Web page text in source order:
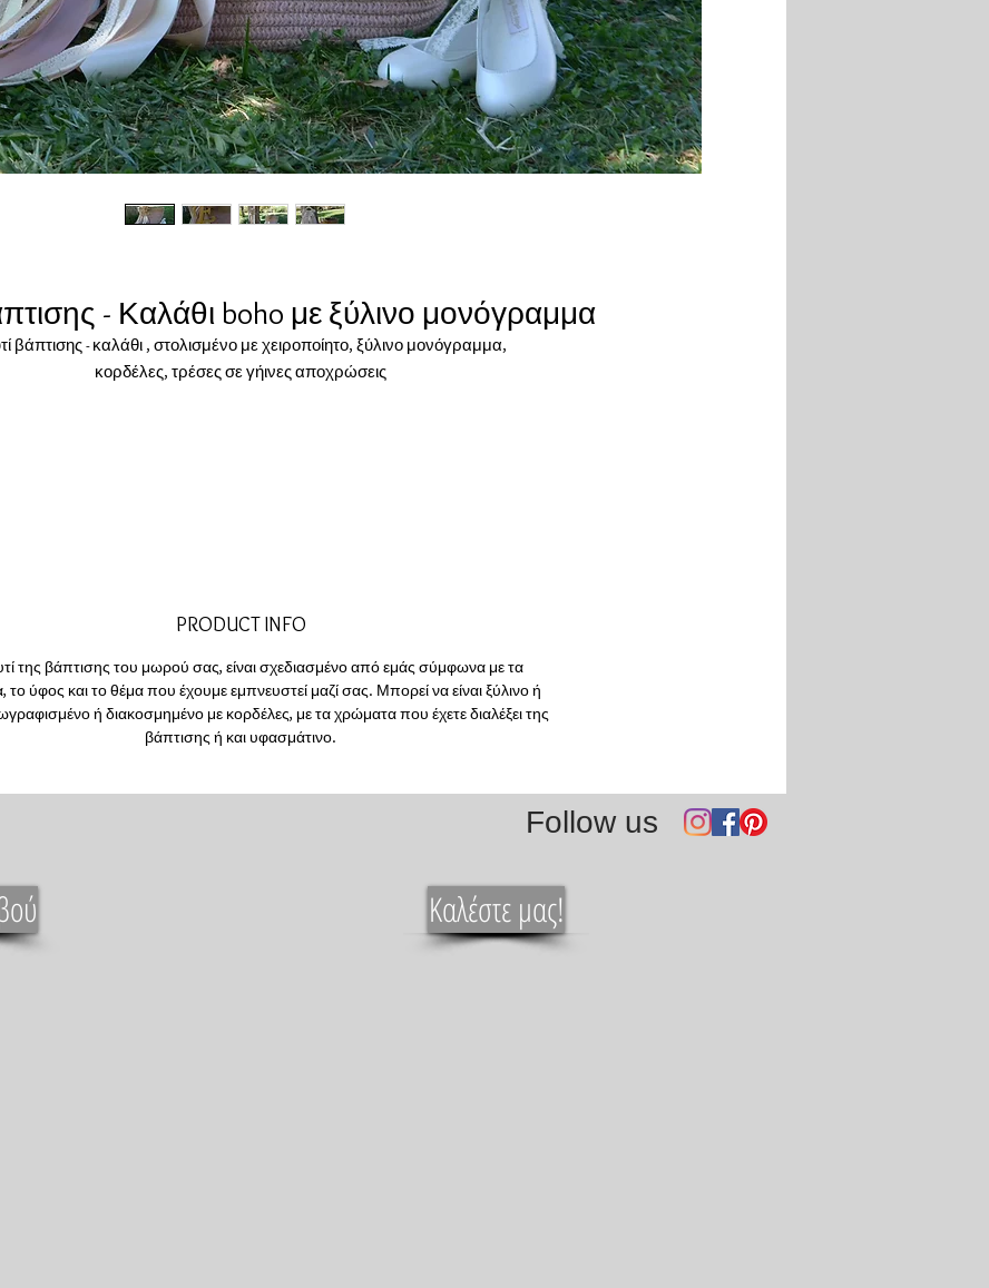
- Καλάθι boho με ξύλινο μονόγραμμα
βάπτισης - καλάθι , στολισμένο με χειροποίητο, ξύλινο μονόγραμμα,
κορδέλες, τρέσες σε γήινες αποχρώσεις
PRODUCT INFO
της βάπτισης του μωρού σας, είναι σχεδιασμένο από εμάς σύμφωνα με τα
ύφος και το θέμα που έχουμε εμπνευστεί μαζί σας. Μπορεί να είναι ξύλινο ή
ή διακοσμημένο με κορδέλες, με τα χρώματα που έχετε διαλέξει της
βάπτισης ή και υφασμάτινο.
Follow us
Καλέστε μας!